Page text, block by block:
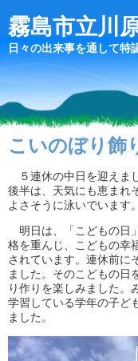
霧島市立川
日々の出来事を通して特
こいのぼり飾
５連休の中日を迎えま
後半は、天気にも恵まれ
よさそうに泳いでいます。
明日は、「こどもの日
格を重んじ、こどもの幸
されています。連休前に
ました。そのこどもの日
り作りを楽しみました。
学習している学年の子ど
ました。